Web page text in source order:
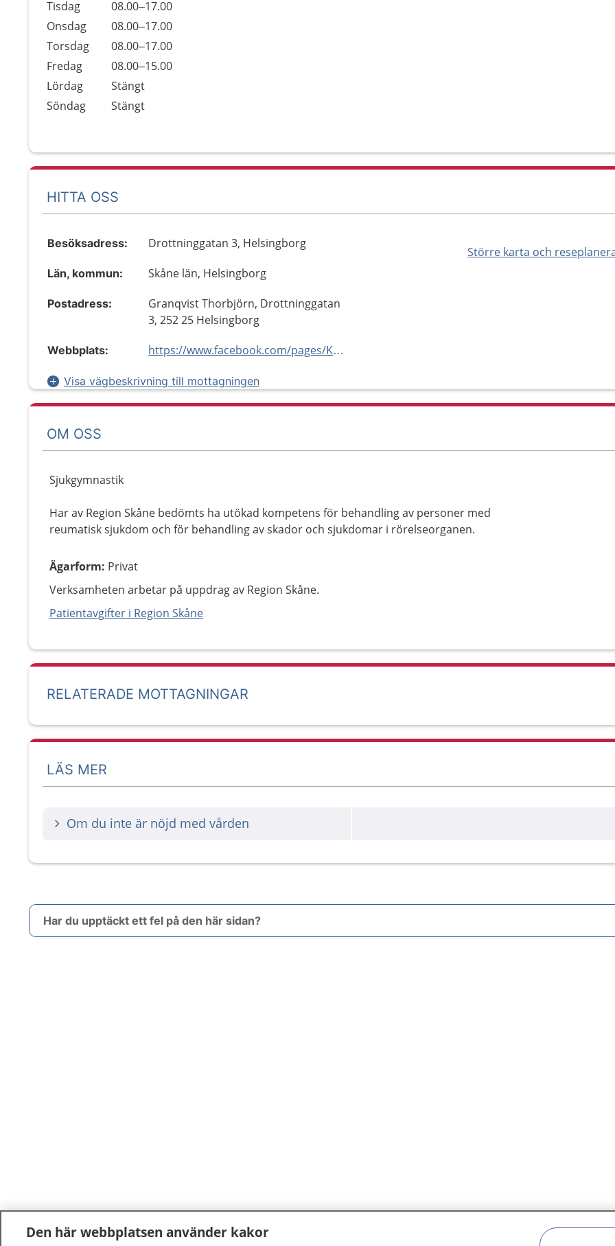
Tisdag
08.00–17.00
Onsdag
08.00–17.00
Torsdag
08.00–17.00
Fredag
08.00–15.00
Lördag
Stängt
Söndag
Stängt
HITTA OSS
Större karta och
Besöksadress: Drottninggatan 3, Helsingborg
Län, kommun: Skåne län, Helsingborg
Postadress:
Granqvist Thorbjörn, Drottninggatan
3, 252 25 Helsingborg
Webbplats: https://www.facebook.com/pages/Kliniken-Noventus/224146284323556?nr
Visa vägbeskrivning till mottagningen
OM OSS
Sjukgymnastik
Har av Region Skåne bedömts ha utökad kompetens för behandling av personer med
reumatisk sjukdom och för behandling av skador och sjukdomar i rörelseorganen.
Ägarform: Privat
Verksamheten arbetar på uppdrag av Region Skåne.
Patientavgifter i Region Skåne
RELATERADE MOTTAGNINGAR
LÄS MER
Om du inte är nöjd med vården
Har du upptäckt ett fel på den här sidan?
Den här webbplatsen använder kakor